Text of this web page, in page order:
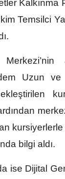
Kalkınma
Temsilci
Uzun ve
ardından
bilgi aldı.
ise Dijital